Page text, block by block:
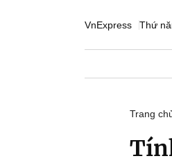
VnExpress Thứ
Trang